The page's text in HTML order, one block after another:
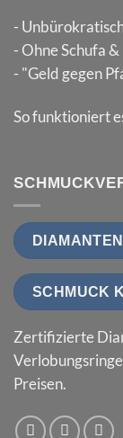
-
- Ohne Schufa
- "Geld gegen
So funktioniert
SCHMUCK
Zertifizierte
Preisen.